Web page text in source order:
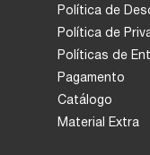
Política de
Política de
Políticas de
Pagamento
Catálogo
Material Extra